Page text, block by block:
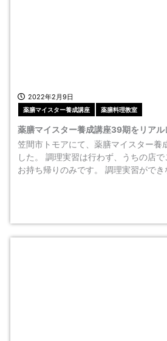
2022年2月9日
薬膳マイスター養成講座 薬膳料理教室
薬膳マイスター養成講座39期をリアル
笠間市トモアにて、薬膳マイスター養
した。 調理実習は行わず、うちの店
お持ち帰りのみです。 調理実習がで